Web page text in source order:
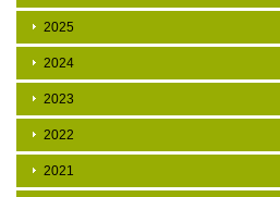
2025
2024
2023
2022
2021